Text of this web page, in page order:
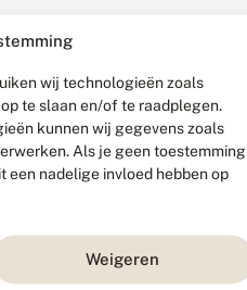
wij technologieën zoals
te slaan en/of te raadplegen.
kunnen wij gegevens zoals
Als je geen toestemming
nadelige invloed hebben op
Weigeren